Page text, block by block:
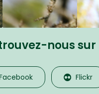
nous sur
Flickr